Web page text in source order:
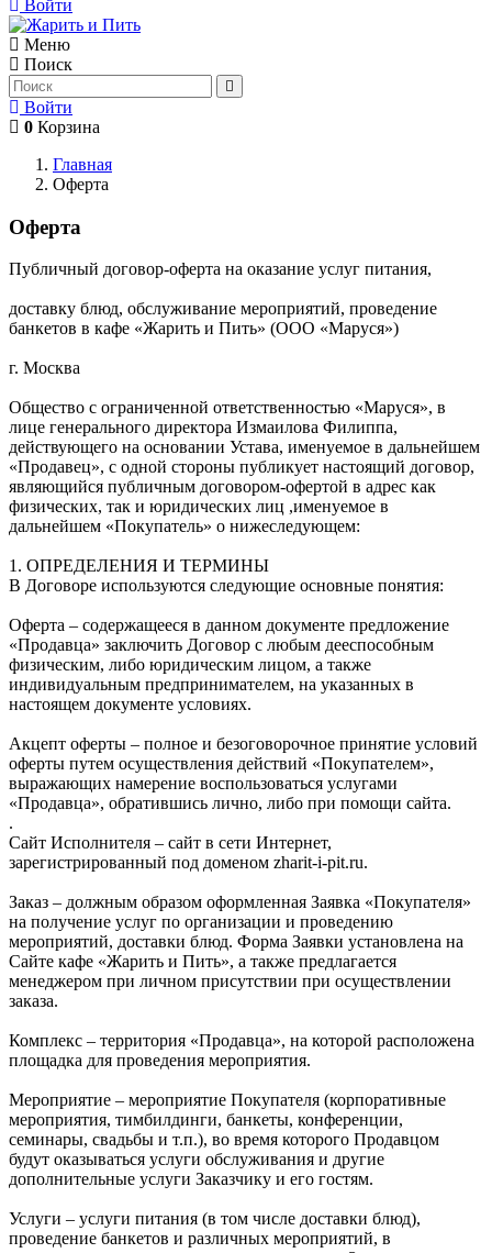
Войти
Меню
Поиск
Войти
0 Корзина
Главная
Оферта
Оферта
Публичный договор-оферта на оказание услуг питания,
доставку блюд, обслуживание мероприятий, проведение
банкетов в кафе «Жарить и Пить» (ООО «Маруся»)
г. Москва
Общество с ограниченной ответственностью «Маруся», в
лице генерального директора Измаилова Филиппа,
действующего на основании Устава, именуемое в дальнейшем
«Продавец», с одной стороны публикует настоящий договор,
являющийся публичным договором-офертой в адрес как
физических, так и юридических лиц ,именуемое в
дальнейшем «Покупатель» о нижеследующем:
1. ОПРЕДЕЛЕНИЯ И ТЕРМИНЫ
В Договоре используются следующие основные понятия:
Оферта – содержащееся в данном документе предложение
«Продавца» заключить Договор с любым дееспособным
физическим, либо юридическим лицом, а также
индивидуальным предпринимателем, на указанных в
настоящем документе условиях.
Акцепт оферты – полное и безоговорочное принятие условий
оферты путем осуществления действий «Покупателем»,
выражающих намерение воспользоваться услугами
«Продавца», обратившись лично, либо при помощи сайта.
.
Сайт Исполнителя – сайт в сети Интернет,
зарегистрированный под доменом zharit-i-pit.ru.
Заказ – должным образом оформленная Заявка «Покупателя»
на получение услуг по организации и проведению
мероприятий, доставки блюд. Форма Заявки установлена на
Сайте кафе «Жарить и Пить», а также предлагается
менеджером при личном присутствии при осуществлении
заказа.
Комплекс – территория «Продавца», на которой расположена
площадка для проведения мероприятия.
Мероприятие – мероприятие Покупателя (корпоративные
мероприятия, тимбилдинги, банкеты, конференции,
семинары, свадьбы и т.п.), во время которого Продавцом
будут оказываться услуги обслуживания и другие
дополнительные услуги Заказчику и его гостям.
Услуги – услуги питания (в том числе доставки блюд),
проведение банкетов и различных мероприятий, в